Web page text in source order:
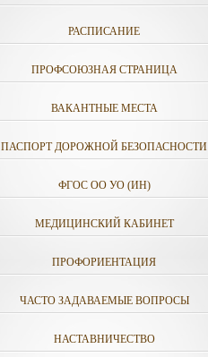
РАСПИСАНИЕ
ПРОФСОЮЗНАЯ СТРАНИЦА
ВАКАНТНЫЕ МЕСТА
ПАСПОРТ ДОРОЖНОЙ БЕЗОПАСНОСТИ
ФГОС ОО УО (ИН)
МЕДИЦИНСКИЙ КАБИНЕТ
ПРОФОРИЕНТАЦИЯ
ЧАСТО ЗАДАВАЕМЫЕ ВОПРОСЫ
НАСТАВНИЧЕСТВО